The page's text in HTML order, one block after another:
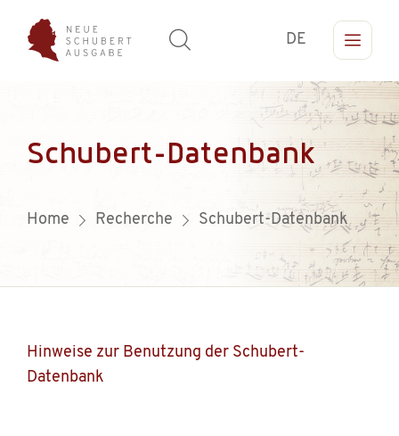
DE
Schubert-Datenbank
Home Recherche Schubert-Datenbank
Hinweise zur Benutzung der Schubert-
Datenbank